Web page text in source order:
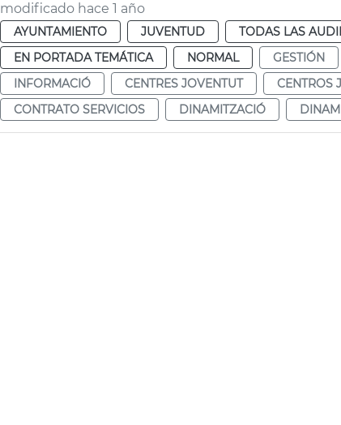
modificado hace 1 año
AYUNTAMIENTO JUVENTUD TODAS LAS
EN PORTADA TEMÁTICA
NORMAL GESTIÓN
INFORMACIÓ
CENTRES JOVENTUT CENTROS
CONTRATO SERVICIOS
DINAMITZACIÓ